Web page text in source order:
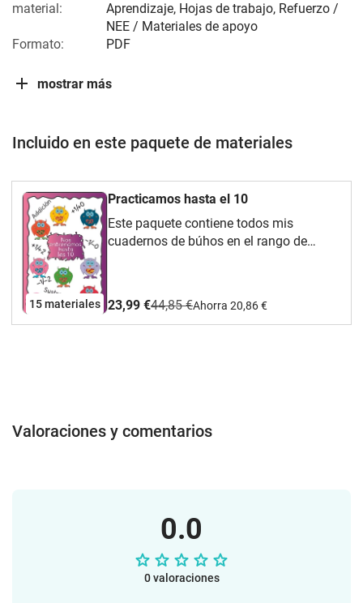
material:
Aprendizaje, Hojas de trabajo, Refuerzo /
NEE / Materiales de apoyo
Formato:
PDF
mostrar más
Incluido en este paquete de materiales
15 materiales
Practicamos hasta el 10
Este paquete contiene todos mis
cuadernos de búhos en el rango de
23,99 €44,85 €Ahorra 20,86 €
Valoraciones y comentarios
0.0
0 valoraciones